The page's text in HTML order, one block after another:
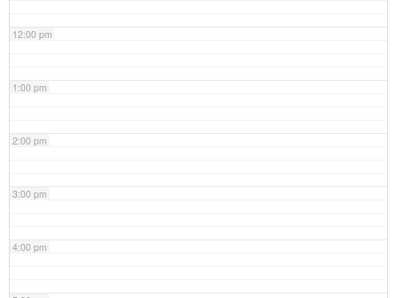
12:00 pm
1:00 pm
2:00 pm
3:00 pm
4:00 pm